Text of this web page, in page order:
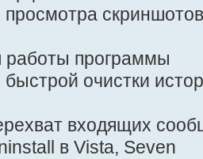
работы программы
очистки
входящих
в Vista, Seven